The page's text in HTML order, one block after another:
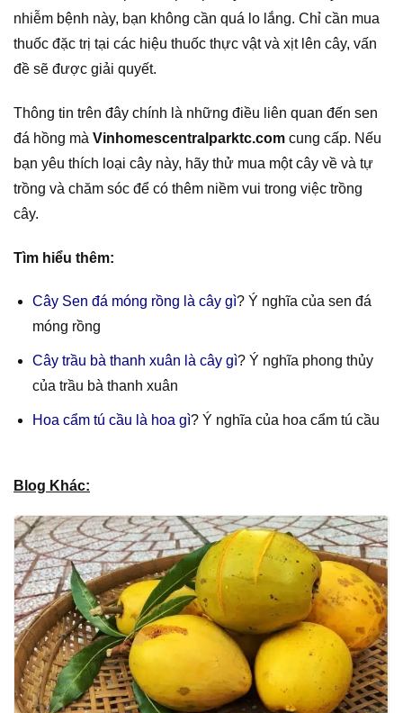
nhiễm bệnh này, bạn không cần quá lo lắng. Chỉ cần mua
thuốc đặc trị tại các hiệu thuốc thực vật và xịt lên cây, vấn
đề sẽ được giải quyết.
Thông tin trên đây chính là những điều liên quan đến sen
đá hồng mà Vinhomescentralparktc.com cung cấp. Nếu
bạn yêu thích loại cây này, hãy thử mua một cây về và tự
trồng và chăm sóc để có thêm niềm vui trong việc trồng
cây.
Tìm hiểu thêm:
Cây Sen đá móng rồng là cây gì? Ý nghĩa của sen đá
móng rồng
Cây trầu bà thanh xuân là cây gì? Ý nghĩa phong thủy
của trầu bà thanh xuân
Hoa cẩm tú cầu là hoa gì? Ý nghĩa của hoa cẩm tú cầu
Blog Khác: